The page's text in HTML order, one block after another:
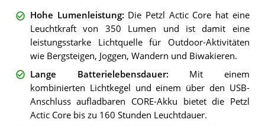
Hohe Lumenleistung: Die Petzl Actic Core hat eine
Leuchtkraft von 350 Lumen und ist damit eine
leistungsstarke Lichtquelle für Outdoor-Aktivitäten
wie Bergsteigen, Joggen, Wandern und Biwakieren.
Lange Batterielebensdauer: Mit einem
kombinierten Lichtkegel und einem über den USB-
Anschluss aufladbaren CORE-Akku bietet die Petzl
Actic Core bis zu 160 Stunden Leuchtdauer.